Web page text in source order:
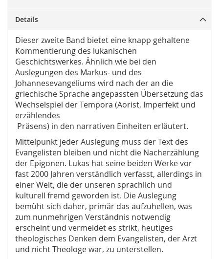
Details
Dieser zweite Band bietet eine knapp gehaltene
Kommentierung des lukanischen
Geschichtswerkes. Ähnlich wie bei den
Auslegungen des Markus- und des
Johannesevangeliums wird nach der an die
griechische Sprache angepassten Übersetzung das
Wechselspiel der Tempora (Aorist, Imperfekt und
erzählendes
Präsens) in den narrativen Einheiten erläutert.
Mittelpunkt jeder Auslegung muss der Text des
Evangelisten bleiben und nicht die Nacherzählung
der Epigonen. Lukas hat seine beiden Werke vor
fast 2000 Jahren verständlich verfasst, allerdings in
einer Welt, die der unseren sprachlich und
kulturell fremd geworden ist. Die Auslegung
bemüht sich daher, primär das aufzuhellen, was
zum nunmehrigen Verständnis notwendig
erscheint und vermeidet es strikt, heutiges
theologisches Denken dem Evangelisten, der Arzt
und nicht Theologe war, zu unterstellen.